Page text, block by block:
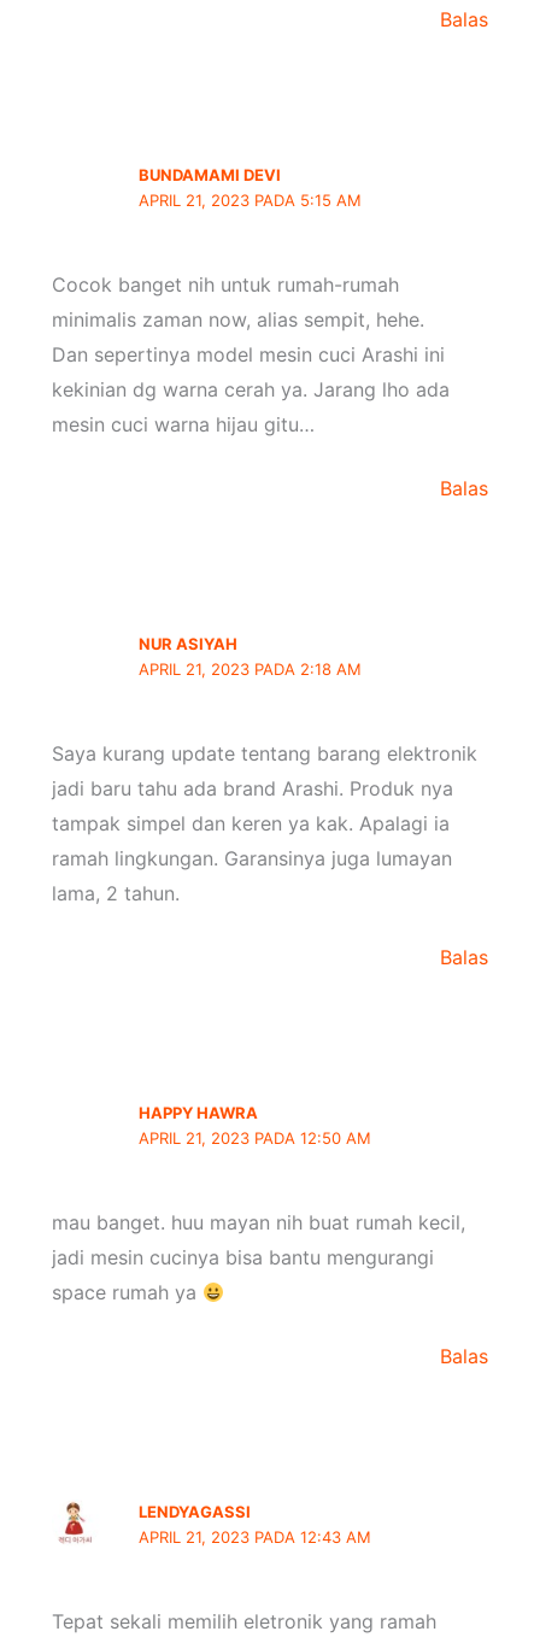
Balas
BUNDAMAMI DEVI
APRIL 21, 2023 PADA 5:15 AM
Cocok banget nih untuk rumah-rumah
minimalis zaman now, alias sempit, hehe.
Dan sepertinya model mesin cuci Arashi ini
kekinian dg warna cerah ya. Jarang lho ada
mesin cuci warna hijau gitu…
Balas
NUR ASIYAH
APRIL 21, 2023 PADA 2:18 AM
Saya kurang update tentang barang elektronik
jadi baru tahu ada brand Arashi. Produk nya
tampak simpel dan keren ya kak. Apalagi ia
ramah lingkungan. Garansinya juga lumayan
lama, 2 tahun.
Balas
HAPPY HAWRA
APRIL 21, 2023 PADA 12:50 AM
mau banget. huu mayan nih buat rumah kecil,
jadi mesin cucinya bisa bantu mengurangi
space rumah ya
Balas
LENDYAGASSI
APRIL 21, 2023 PADA 12:43 AM
Tepat sekali memilih eletronik yang ramah